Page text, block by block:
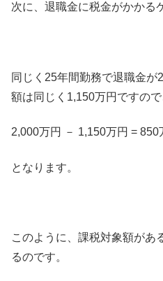
次に、退職金に税金がかかる
同じく25年間勤務で退職金が
額は同じく1,150万円ですの
2,000万円 － 1,150万円 = 850
となります。
このように、課税対象額があ
るのです。